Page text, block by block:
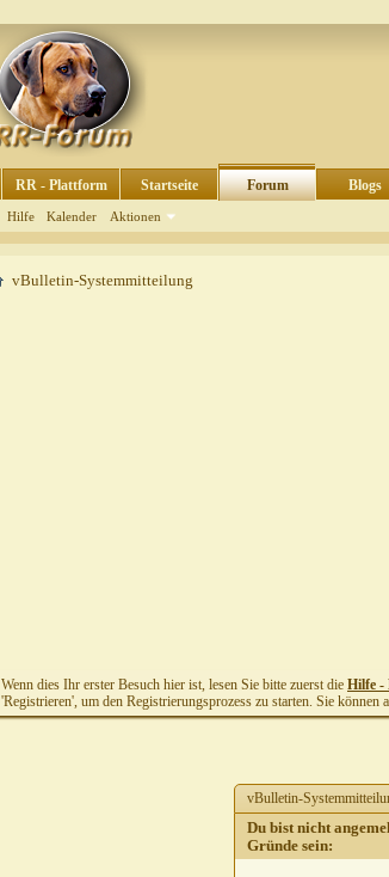
RR - Plattform Startseite Forum
Hilfe Kalender Aktionen
Blogs
vBulletin-Systemmitteilung
Wenn dies Ihr erster Besuch hier ist, lesen Sie bitte zuerst die Hilfe -
'Registrieren', um den Registrierungsprozess zu starten. Sie können
vBulletin-
Du bist nicht
Gründe sein: